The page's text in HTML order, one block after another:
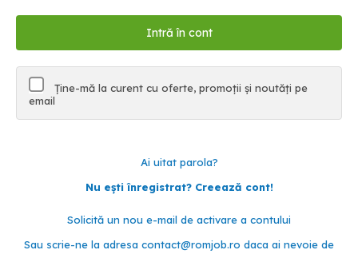
Ține-mă la curent cu oferte, promoții și noutăți pe
email
Ai uitat parola?
Nu ești înregistrat? Creează cont!
Solicită un nou e-mail de activare a contului
Sau scrie-ne la adresa contact@romjob.ro daca ai nevoie de